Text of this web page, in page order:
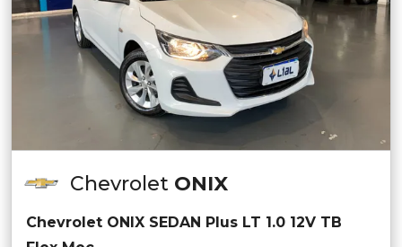
Chevrolet ONIX
Chevrolet ONIX SEDAN Plus LT 1.0 12V TB